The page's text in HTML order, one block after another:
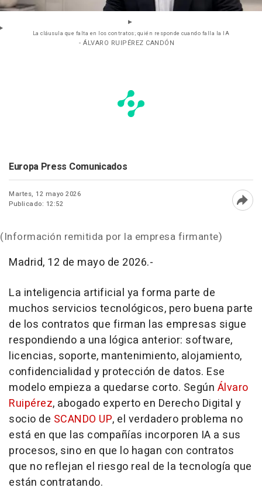
La cláusula que falta en los contratos; quién responde cuando falla la IA
- ÁLVARO RUIPÉREZ CANDÓN
Europa Press Comunicados
Martes, 12 mayo 2026
Publicado: 12:52
(Información remitida por la empresa firmante)
Madrid, 12 de mayo de 2026.-
La inteligencia artificial ya forma parte de
muchos servicios tecnológicos, pero buena parte
de los contratos que firman las empresas sigue
respondiendo a una lógica anterior: software,
licencias, soporte, mantenimiento, alojamiento,
confidencialidad y protección de datos. Ese
modelo empieza a quedarse corto. Según Álvaro
Ruipérez, abogado experto en Derecho Digital y
socio de SCANDO UP, el verdadero problema no
está en que las compañías incorporen IA a sus
procesos, sino en que lo hagan con contratos
que no reflejan el riesgo real de la tecnología que
están contratando.